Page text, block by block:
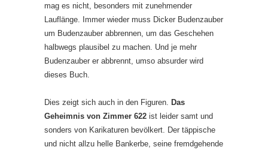
mag es nicht, besonders mit zunehmender
Lauflänge. Immer wieder muss Dicker Budenzauber
um Budenzauber abbrennen, um das Geschehen
halbwegs plausibel zu machen. Und je mehr
Budenzauber er abbrennt, umso absurder wird
dieses Buch.
Dies zeigt sich auch in den Figuren.
Das
Geheimnis von Zimmer 622 ist leider samt und
sonders von Karikaturen bevölkert. Der täppische
und nicht allzu helle Bankerbe, seine fremdgehende